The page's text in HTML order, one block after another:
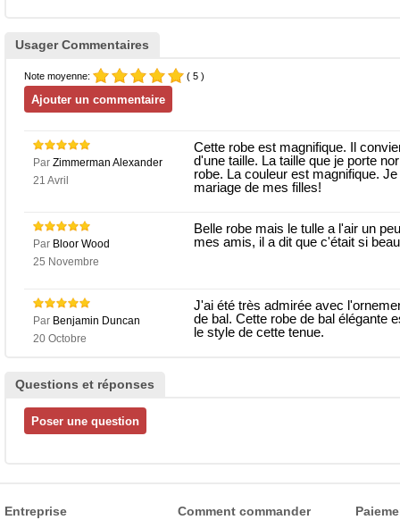
Usager Commentaires
Note moyenne: ( 5 )
Par Zimmerman Alexander
21 Avril
Cette robe est magnifique. Il
d'une taille. La taille que je porte
robe. La couleur est magnifique.
mariage de mes filles!
Par Bloor Wood
25 Novembre
Belle robe mais le tulle a l'air un
mes amis, il a dit que c'était si
Par Benjamin Duncan
20 Octobre
J'ai été très admirée avec
de bal. Cette robe de bal élégante
le style de cette tenue.
Questions et réponses
Entreprise Comment commander